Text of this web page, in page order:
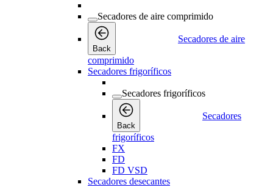
Secadores de aire comprimido
Back
Secadores de aire
comprimido
Secadores frigoríficos
Secadores frigoríficos
Back
Secadores
frigoríficos
FX
FD
FD VSD
Secadores desecantes